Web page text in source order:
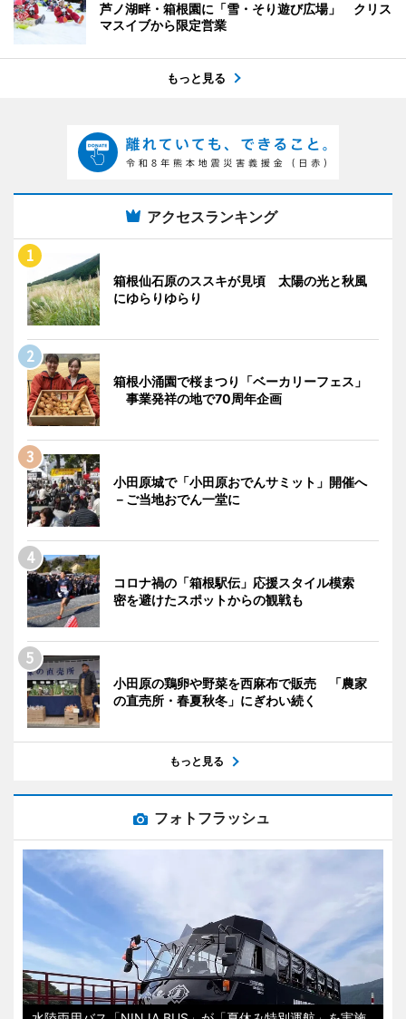
芦ノ湖畔・箱根園に「雪・そり遊び広場」 クリス
マスイブから限定営業
もっと見る
アクセスランキング
箱根仙石原のススキが見頃 太陽の光と秋風
にゆらりゆらり
箱根小涌園で桜まつり「ベーカリーフェス」
事業発祥の地で70周年企画
小田原城で「小田原おでんサミット」開催へ
－ご当地おでん一堂に
コロナ禍の「箱根駅伝」応援スタイル模索
密を避けたスポットからの観戦も
小田原の鶏卵や野菜を西麻布で販売 「農家
の直売所・春夏秋冬」にぎわい続く
もっと見る
フォトフラッシュ